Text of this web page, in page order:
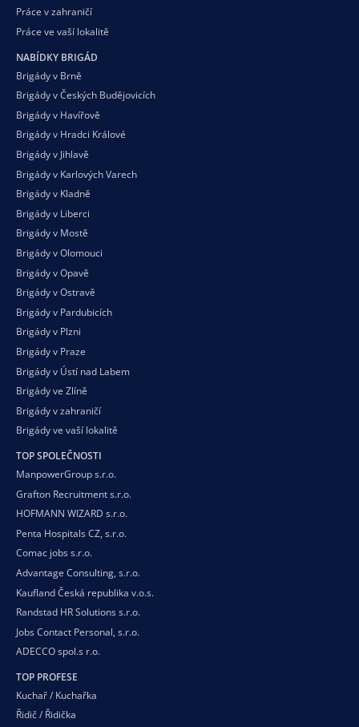
Práce v zahraničí
Práce ve vaší lokalitě
NABÍDKY BRIGÁD
Brigády v Brně
Brigády v Českých Budějovicích
Brigády v Havířově
Brigády v Hradci Králové
Brigády v Jihlavě
Brigády v Karlových Varech
Brigády v Kladně
Brigády v Liberci
Brigády v Mostě
Brigády v Olomouci
Brigády v Opavě
Brigády v Ostravě
Brigády v Pardubicích
Brigády v Plzni
Brigády v Praze
Brigády v Ústí nad Labem
Brigády ve Zlíně
Brigády v zahraničí
Brigády ve vaší lokalitě
TOP SPOLEČNOSTI
ManpowerGroup s.r.o.
Grafton Recruitment s.r.o.
HOFMANN WIZARD s.r.o.
Penta Hospitals CZ, s.r.o.
Comac jobs s.r.o.
Advantage Consulting, s.r.o.
Kaufland Česká republika v.o.s.
Randstad HR Solutions s.r.o.
Jobs Contact Personal, s.r.o.
ADECCO spol.s r.o.
TOP PROFESE
Kuchař / Kuchařka
Řidič / Řidička